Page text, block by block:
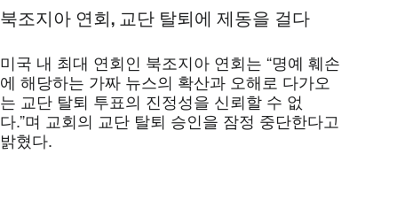
북조지아 연회, 교단 탈퇴에 제동을 걸다
미국 내 최대 연회인 북조지아 연회는 “명예 훼손
에 해당하는 가짜 뉴스의 확산과 오해로 다가오
는 교단 탈퇴 투표의 진정성을 신뢰할 수 없
다.”며 교회의 교단 탈퇴 승인을 잠정 중단한다고
밝혔다.